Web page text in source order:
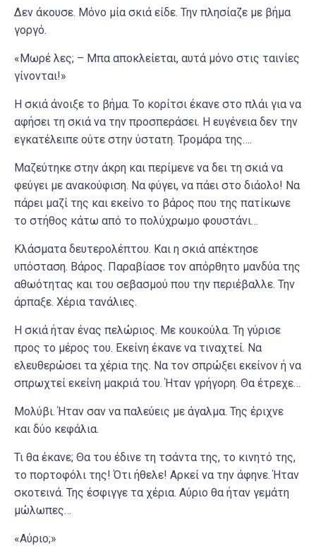
Δεν άκουσε. Μόνο μία σκιά είδε. Την πλησίαζε με βήμα
γοργό.
«Μωρέ λες; – Μπα αποκλείεται, αυτά μόνο στις ταινίες
γίνονται!»
Η σκιά άνοιξε το βήμα. Το κορίτσι έκανε στο πλάι για να
αφήσει τη σκιά να την προσπεράσει. Η ευγένεια δεν την
εγκατέλειπε ούτε στην ύστατη. Τρομάρα της….
Μαζεύτηκε στην άκρη και περίμενε να δει τη σκιά να
φεύγει με ανακούφιση. Να φύγει, να πάει στο διάολο! Να
πάρει μαζί της και εκείνο το βάρος που της πατίκωνε
το στήθος κάτω από το πολύχρωμο φουστάνι…
Κλάσματα δευτερολέπτου. Και η σκιά απέκτησε
υπόσταση. Βάρος. Παραβίασε τον απόρθητο μανδύα της
αθωότητας και του σεβασμού που την περιέβαλλε. Την
άρπαξε. Χέρια τανάλιες.
Η σκιά ήταν ένας πελώριος. Με κουκούλα. Τη γύρισε
προς το μέρος του. Εκείνη έκανε να τιναχτεί. Να
ελευθερώσει τα χέρια της. Να τον σπρώξει εκείνον ή να
σπρωχτεί εκείνη μακριά του. Ήταν γρήγορη. Θα έτρεχε…
Μολύβι. Ήταν σαν να παλεύεις με άγαλμα. Της έριχνε
και δύο κεφάλια.
Τι θα έκανε; Θα του έδινε τη τσάντα της, το κινητό της,
το πορτοφόλι της! Ότι ήθελε! Αρκεί να την άφηνε. Ήταν
σκοτεινά. Της έσφιγγε τα χέρια. Αύριο θα ήταν γεμάτη
μώλωπες…
«Αύριο;»